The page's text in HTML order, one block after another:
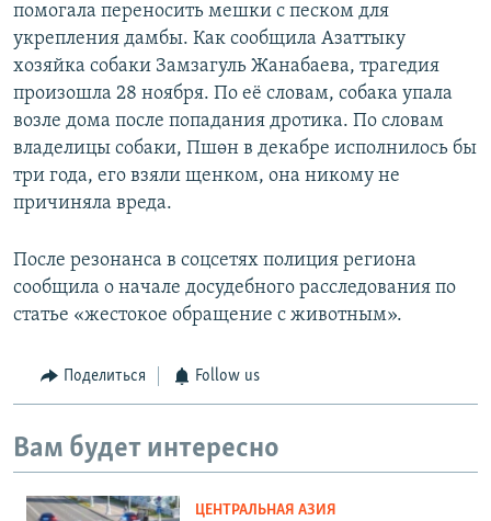
помогала переносить мешки с песком для
укрепления дамбы. Как сообщила Азаттыку
хозяйка собаки Замзагуль Жанабаева, трагедия
произошла 28 ноября. По её словам, собака упала
возле дома после попадания дротика. По словам
владелицы собаки, Пшөн в декабре исполнилось бы
три года, его взяли щенком, она никому не
причиняла вреда.
После резонанса в соцсетях полиция региона
сообщила о начале досудебного расследования по
статье «жестокое обращение с животным».
Поделиться Follow us
Вам будет интересно
ЦЕНТРАЛЬНАЯ АЗИЯ